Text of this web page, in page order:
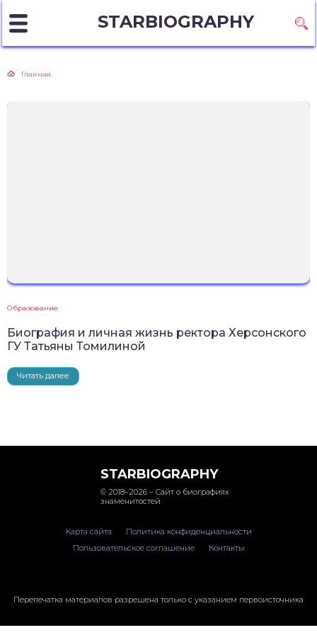
STARBIOGRAPHY
Главная
Образование
Биография и личная жизнь ректора Херсонского
ГУ Татьяны Томилиной
Читать далее
STARBIOGRAPHY
© 2018–2026 – Сайт о биографиях
знаменитостей
Карта сайта
Политика конфиденциальности
Пользовательское соглашение
Контакты
Перепечатка материалов разрешена только с указанием первоисточника